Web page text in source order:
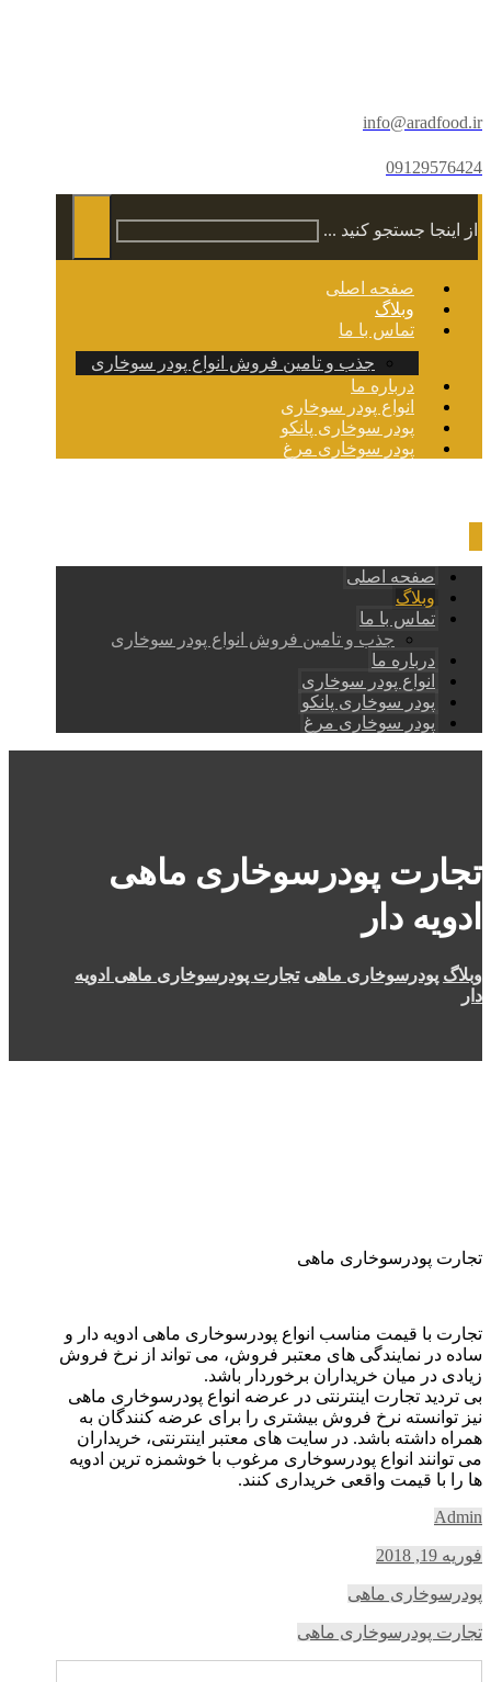
info@aradfood.ir
09129576424
از اینجا جستجو کنید ...
صفحه اصلی
وبلاگ
تماس با ما
جذب و تامین فروش انواع پودر سوخاری
درباره ما
انواع پودر سوخاری
پودر سوخاری پانکو
پودر سوخاری مرغ
صفحه اصلی
وبلاگ
تماس با ما
جذب و تامین فروش انواع پودر سوخاری
درباره ما
انواع پودر سوخاری
پودر سوخاری پانکو
پودر سوخاری مرغ
تجارت پودرسوخاری ماهی
ادویه دار
وبلاگ پودرسوخاری ماهی تجارت پودرسوخاری ماهی ادویه
دار
تجارت پودرسوخاری ماهی
تجارت با قیمت مناسب انواع پودرسوخاری ماهی ادویه دار و
ساده در نمایندگی های معتبر فروش، می تواند از نرخ فروش
زیادی در میان خریداران برخوردار باشد.
بی تردید تجارت اینترنتی در عرضه انواع پودرسوخاری ماهی
نیز توانسته نرخ فروش بیشتری را برای عرضه کنندگان به
همراه داشته باشد. در سایت های معتبر اینترنتی، خریداران
می توانند انواع پودرسوخاری مرغوب با خوشمزه ترین ادویه
ها را با قیمت واقعی خریداری کنند.
Admin
فوریه 19, 2018
پودرسوخاری ماهی
تجارت پودرسوخاری ماهی